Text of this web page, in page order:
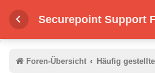
Securepoint Support
Foren-Übersicht Häufig